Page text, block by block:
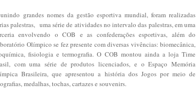
grandes nomes da gestão esportiva mundial, foram realizadas
palestras, uma série de atividades no intervalo das palestras, em uma
envolvendo o COB e as confederações esportivas, além do
Olímpico se fez presente com diversas vivências: biomecânica,
fisiologia e termografia. O COB montou ainda a loja Time
com uma série de produtos licenciados, e o Espaço Memória
Brasileira, que apresentou a história dos Jogos por meio de
medalhas, tochas, cartazes e souvenirs.